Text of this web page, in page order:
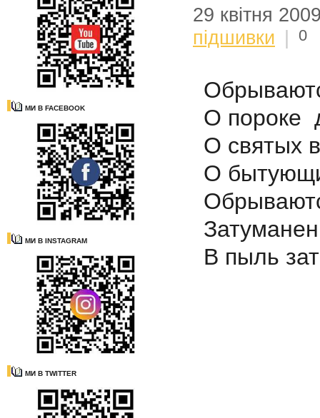
МИ В FACEBOOK
МИ В INSTAGRAM
МИ В TWITTER
29 квітня
підшивки
0
О пороке
О святых
О
В пыль